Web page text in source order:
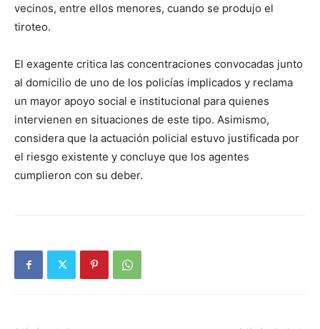
vecinos, entre ellos menores, cuando se produjo el
tiroteo.
El exagente critica las concentraciones convocadas junto
al domicilio de uno de los policías implicados y reclama
un mayor apoyo social e institucional para quienes
intervienen en situaciones de este tipo. Asimismo,
considera que la actuación policial estuvo justificada por
el riesgo existente y concluye que los agentes
cumplieron con su deber.